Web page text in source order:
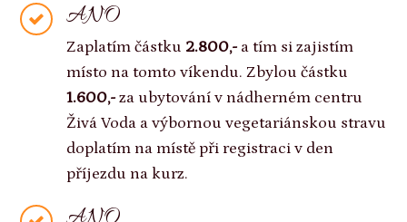
ANO
Zaplatím částku 2.800,- a tím si zajistím
místo na tomto víkendu. Zbylou částku
1.600,-za ubytování v nádherném centru
Živá Voda a výbornou vegetariánskou stravu
doplatím na místě při registraci v den
příjezdu na kurz.